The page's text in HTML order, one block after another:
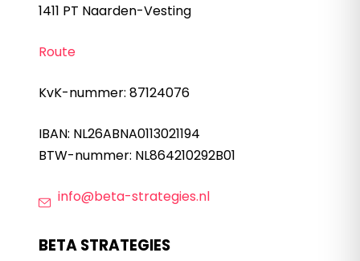
1411 PT Naarden-Vesting
Route
KvK-nummer: 87124076
IBAN: NL26ABNA0113021194
BTW-nummer: NL864210292B01
info@beta-strategies.nl
BETA STRATEGIES